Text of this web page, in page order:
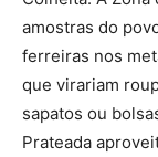
amostras do
ferreiras nos
que virariam
sapatos ou
Prateada